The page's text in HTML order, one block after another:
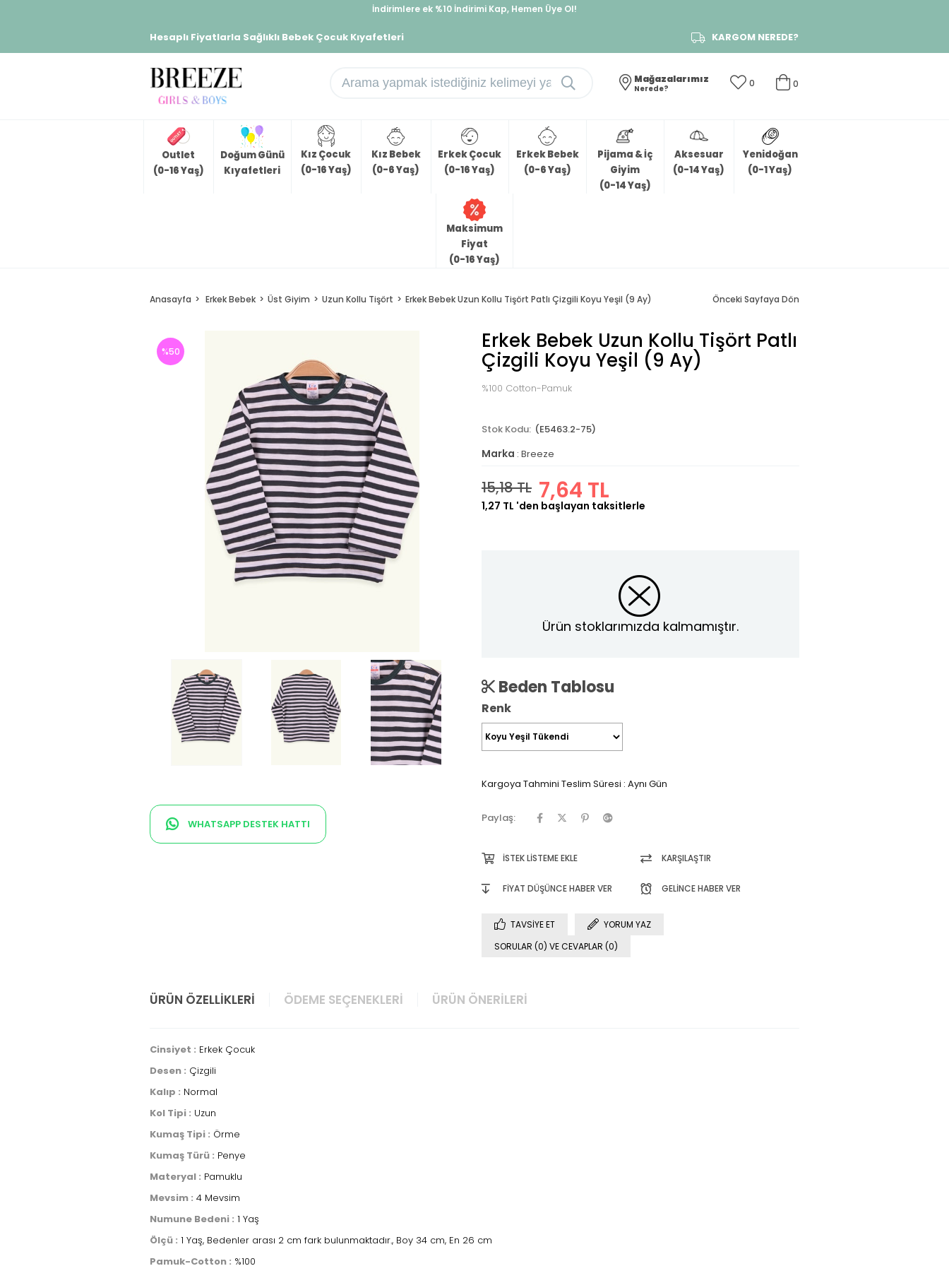
İndirimlere ek %10 İndirimi Kap, Hemen Üye Ol!
Hesaplı Fiyatlarla Sağlıklı Bebek Çocuk Kıyafetleri KARGOM NEREDE?
0
0
Mağazalarımız
Nerede?
Outlet
(0-16 Yaş)
Doğum Günü
Kıyafetleri
Kız Çocuk
(0-16 Yaş)
Kız Bebek
(0-6 Yaş)
Erkek Çocuk
(0-16 Yaş)
Erkek Bebek
(0-6 Yaş)
Pijama & İç
Giyim
(0-14 Yaş)
Aksesuar
(0-14 Yaş)
Yenidoğan
(0-1 Yaş)
Maksimum
Fiyat
(0-16 Yaş)
Anasayfa Erkek Bebek Üst Giyim Uzun Kollu Tişört Erkek Bebek Uzun Kollu Tişört Patlı Çizgili Koyu Yeşil (9 Ay) Önceki Sayfaya Dön
%50
WHATSAPP DESTEK HATTI
Erkek Bebek Uzun Kollu Tişört Patlı
Çizgili Koyu Yeşil (9 Ay)
%100 Cotton-Pamuk
(E5463.2-75)
Marka : Breeze
15,18 TL 7,64 TL
1,27 TL 'den başlayan taksitlerle
Ürün stoklarımızda kalmamıştır.
Beden Tablosu
Renk
Kargoya Tahmini Teslim Süresi : Aynı Gün
Paylaş:
İSTEK LISTEME EKLE KARŞILAŞTIR
FIYAT DÜŞÜNCE HABER VER GELINCE HABER VER
TAVSIYE ET
YORUM YAZ
SORULAR (0) VE CEVAPLAR (0)
ÜRÜN ÖZELLIKLERI ÖDEME SEÇENEKLERI ÜRÜN ÖNERILERI
Cinsiyet : Erkek Çocuk
Desen : Çizgili
Kalıp : Normal
Kol Tipi : Uzun
Kumaş Tipi : Örme
Kumaş Türü : Penye
Materyal : Pamuklu
Mevsim : 4 Mevsim
Numune Bedeni : 1 Yaş
Ölçü : 1 Yaş, Bedenler arası 2 cm fark bulunmaktadır., Boy 34 cm, En 26 cm
Pamuk-Cotton : %100